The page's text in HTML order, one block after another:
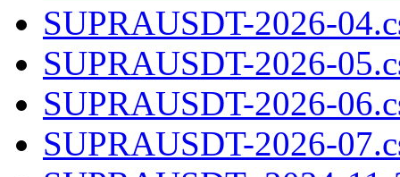
SUPRAUSDT-2026-
SUPRAUSDT-2026-
SUPRAUSDT-2026-
SUPRAUSDT-2026-